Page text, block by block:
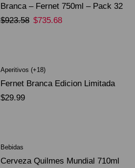
Branca – Fernet 750ml – Pack 32
Unidades
$923.58 $735.68
Aperitivos (+18)
Fernet Branca Edicion Limitada
Dorado Mundial
$29.99
Bebidas
Cerveza Quilmes Mundial 710ml